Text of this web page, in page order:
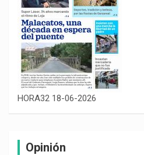
HORA32 18-06-2026
Opinión